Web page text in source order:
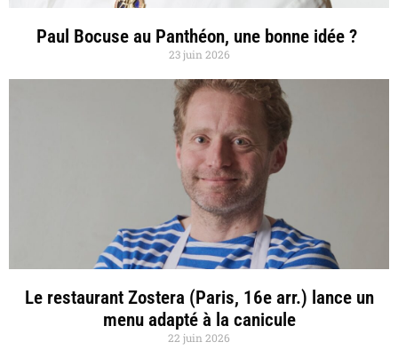
Paul Bocuse au Panthéon, une bonne idée ?
23 juin 2026
Le restaurant Zostera (Paris, 16e arr.) lance un
menu adapté à la canicule
22 juin 2026